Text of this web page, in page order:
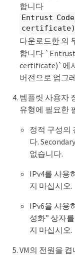
합니다
Entrust
certificate)
다운로드한 의
합니다 `Entrust
certificate)`에
버전으로 업그
템플릿 사용자
유형에 필요한
정적 구성의
다.
없습니다.
IPv4를 사용
지 마십시오.
IPv6을 사용
성화” 상자
지 마십시오.
VM의 전원을 켭